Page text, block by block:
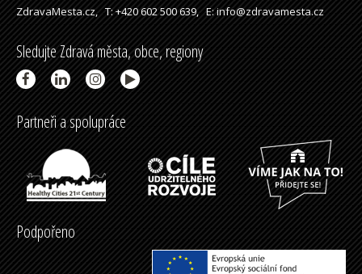
ZdravaMesta.cz,T: +420 602 500 639,E: info@zdravamesta.cz
Sledujte Zdravá města, obce, regiony
Partneři a spolupráce
Podpořeno